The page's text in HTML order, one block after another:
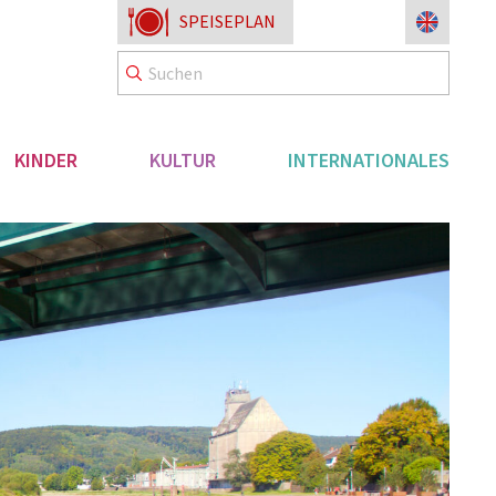
KINDER KULTUR INTERNATIONALES
DEM STUDIUM
SPEISEPLAN